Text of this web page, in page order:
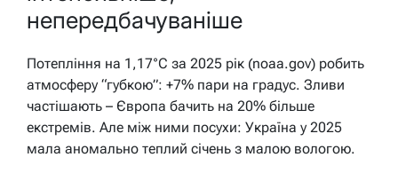
непередбачуваніше
Потепління на 1,17°C за 2025 рік (noaa.gov) робить
атмосферу “губкою”: +7% пари на градус. Зливи
частішають – Європа бачить на 20% більше
екстремів. Але між ними посухи: Україна у 2025
мала аномально теплий січень з малою вологою.